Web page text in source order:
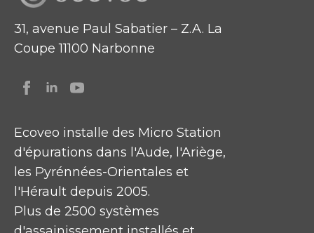
31, avenue Paul Sabatier – Z.A. La
Coupe 11100 Narbonne
Ecoveo installe des Micro Station
d'épurations dans l'Aude, l'Ariège,
les Pyrénnées-Orientales et
l'Hérault depuis 2005.
Plus de 2500 systèmes